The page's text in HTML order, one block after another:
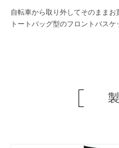
自転車から取り外してそのまま
トートバッグ型のフロントバスケ